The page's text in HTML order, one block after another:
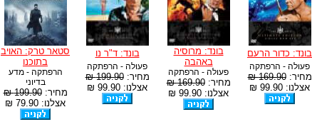
בונד: כדור הרעם
פעולה - הרפתקה
מחיר:169.90 ₪
אצלנו: 99.90 ₪
בונד: מרוסיה
באהבה
פעולה - הרפתקה
מחיר:169.90 ₪
אצלנו: 99.90 ₪
בונד: ד"ר נו
פעולה - הרפתקה
מחיר:199.90 ₪
אצלנו: 99.90 ₪
סטאר טרק: האויב
בתוכנו
הרפתקה - מדע
בדיוני
מחיר:199.90 ₪
אצלנו: 79.90 ₪